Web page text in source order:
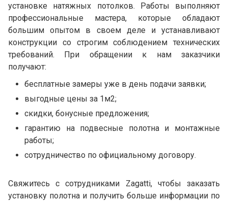
установке натяжных потолков. Работы выполняют
профессиональные мастера, которые обладают
большим опытом в своем деле и устанавливают
конструкции со строгим соблюдением технических
требований. При обращении к нам заказчики
получают:
бесплатные замеры уже в день подачи заявки;
выгодные цены за 1м2;
скидки, бонусные предложения;
гарантию на подвесные полотна и монтажные
работы;
сотрудничество по официальному договору.
Свяжитесь с сотрудниками Zagatti, чтобы заказать
установку полотна и получить больше информации по